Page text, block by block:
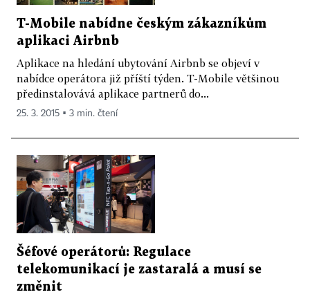
T-Mobile nabídne českým zákazníkům
aplikaci Airbnb
Aplikace na hledání ubytování Airbnb se objeví v
nabídce operátora již příští týden. T-Mobile většinou
předinstalovává aplikace partnerů do...
25. 3. 2015 ▪ 3 min. čtení
Šéfové operátorů: Regulace
telekomunikací je zastaralá a musí se
změnit